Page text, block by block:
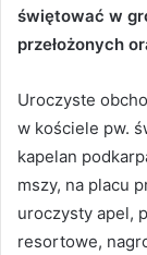
świętować w
przełożonych
Uroczyste
w kościele pw.
kapelan
mszy, na placu
uroczysty apel,
resortowe,